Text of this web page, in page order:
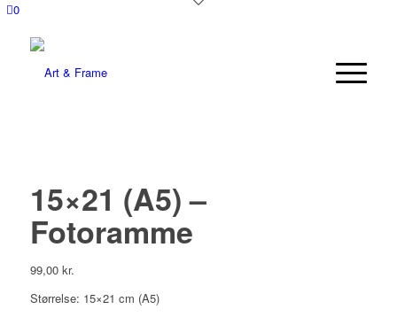
0
15×21 (A5) –
Fotoramme
99,00 kr.
Størrelse: 15×21 cm (A5)